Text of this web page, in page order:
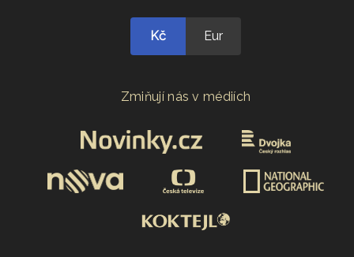
Kč Eur
Zmiňují nás v médiích